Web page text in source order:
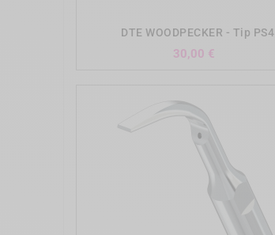
DTE WOODPECKER - Tip PS4
30,00 €